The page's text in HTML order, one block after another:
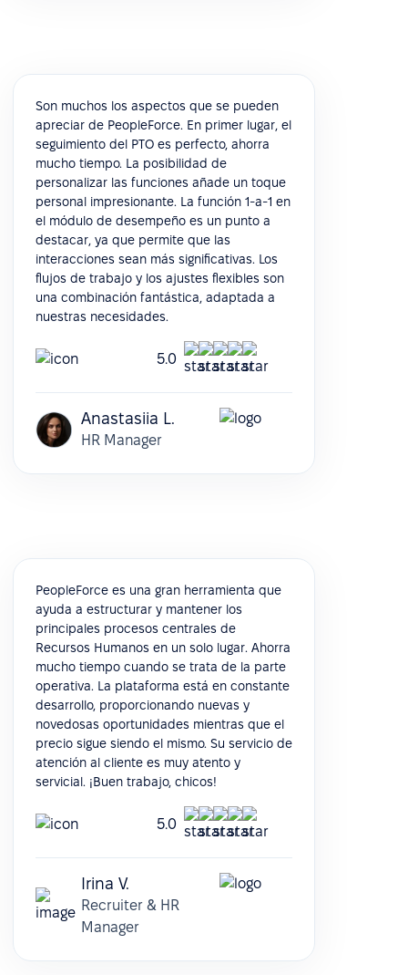
Son muchos los aspectos que se pueden
apreciar de PeopleForce. En primer lugar, el
seguimiento del PTO es perfecto, ahorra
mucho tiempo. La posibilidad de
personalizar las funciones añade un toque
personal impresionante. La función 1-a-1 en
el módulo de desempeño es un punto a
destacar, ya que permite que las
interacciones sean más significativas. Los
flujos de trabajo y los ajustes flexibles son
una combinación fantástica, adaptada a
nuestras necesidades.
5.0
Anastasiia L.
HR Manager
PeopleForce es una gran herramienta que
ayuda a estructurar y mantener los
principales procesos centrales de
Recursos Humanos en un solo lugar. Ahorra
mucho tiempo cuando se trata de la parte
operativa. La plataforma está en constante
desarrollo, proporcionando nuevas y
novedosas oportunidades mientras que el
precio sigue siendo el mismo. Su servicio de
atención al cliente es muy atento y
servicial. ¡Buen trabajo, chicos!
5.0
Irina V.
Recruiter & HR
Manager